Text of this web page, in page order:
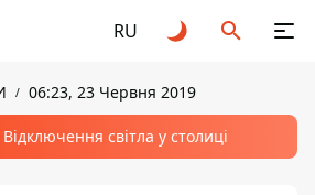
RU
06:23, 23 Червня 2019
Відключення світла у столиці